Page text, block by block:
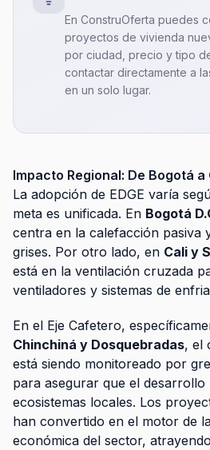
En ConstruOferta puedes
proyectos de vivienda
por ciudad, precio y tipo
contactar directamente a
en un solo lugar.
Impacto Regional: De Bogotá
La adopción de EDGE varía
meta es unificada. En Bogotá
centra en la calefacción pasiva
grises. Por otro lado, en Cali y
está en la ventilación cruzada
ventiladores y sistemas de
En el Eje Cafetero,
Chinchiná y Dosquebradas, el
está siendo monitoreado por
para asegurar que el desarrollo
ecosistemas locales. Los
han convertido en el motor de
económica del sector,